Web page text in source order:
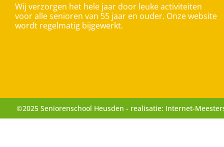
Wij verzorgen het hele jaar door leuke activiteiten
voor alle senioren van 55 jaar en ouder. Onze website
wordt regelmatig bijgewerkt.
©2025 Seniorenschool Heusden - realisatie: Internet-